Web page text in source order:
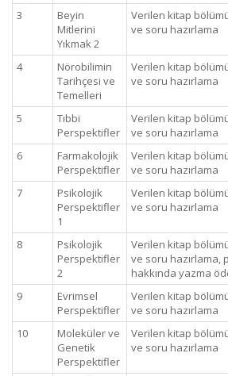
3
Beyin
Mitlerini
Yıkmak 2
Verilen kitap
ve soru hazırlama
4
Nörobilimin
Tarihçesi ve
Temelleri
Verilen kitap
ve soru hazırlama
5
Tıbbi
Perspektifler
Verilen kitap
ve soru hazırlama
6
Farmakolojik
Perspektifler
Verilen kitap
ve soru hazırlama
7
Psikolojik
Perspektifler
1
Verilen kitap
ve soru hazırlama
8
Psikolojik
Perspektifler
2
Verilen kitap
ve soru hazırlama,
hakkında yazma
9
Evrimsel
Perspektifler
Verilen kitap
ve soru hazırlama
10
Moleküler ve
Genetik
Perspektifler
Verilen kitap
ve soru hazırlama